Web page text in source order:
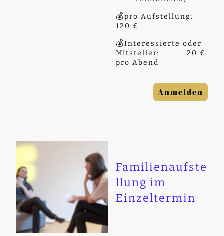
💰pro Aufstellung:
120 €
💰Interessierte oder
Mitsteller: 20 €
pro Abend
Anmelden
Familienaufste
llung im
Einzeltermin